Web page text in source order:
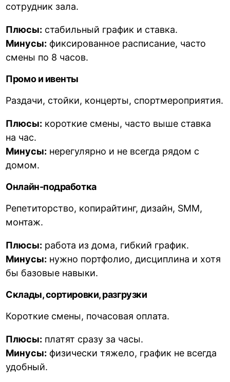
сотрудник зала.
Плюсы: стабильный график и ставка.
Минусы: фиксированное расписание, часто
смены по 8 часов.
Промо и ивенты
Раздачи, стойки, концерты, спортмероприятия.
Плюсы: короткие смены, часто выше ставка
на час.
Минусы: нерегулярно и не всегда рядом с
домом.
Онлайн-подработка
Репетиторство, копирайтинг, дизайн, SMM,
монтаж.
Плюсы: работа из дома, гибкий график.
Минусы: нужно портфолио, дисциплина и хотя
бы базовые навыки.
Склады, сортировки, разгрузки
Короткие смены, почасовая оплата.
Плюсы: платят сразу за часы.
Минусы: физически тяжело, график не всегда
удобный.